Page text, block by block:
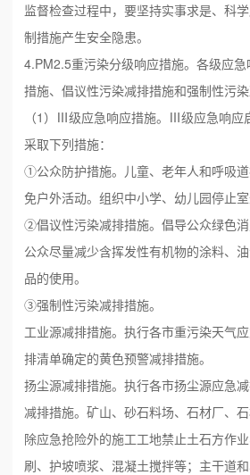
监督检查过程中，要坚持实事求是、科
制措施产生安全隐患。
4.PM2.5重污染分级响应措施。各级应
措施、倡议性污染减排措施和强制性污染
（1）Ⅲ级应急响应措施。Ⅲ级应急响应
采取下列措施：
①公众防护措施。儿童、老年人和呼吸
免户外活动。组织中小学、幼儿园停止室
②倡议性污染减排措施。倡导公众绿色
公众尽量减少含挥发性有机物的涂料、
品的使用。
③强制性污染减排措施。
工业源减排措施。执行各市重污染天气
排清单确定的黄色预警减排措施。
扬尘源减排措施。执行各市扬尘源应急
减排措施。矿山、砂石料场、石材厂、石
除应急抢险外的施工工地禁止土石方作
刷、护坡喷浆、混凝土搅拌等；主干道